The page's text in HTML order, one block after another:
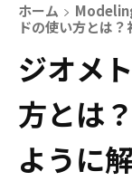
ホーム
ドの使い方とは
ジオメ
方とは
ように